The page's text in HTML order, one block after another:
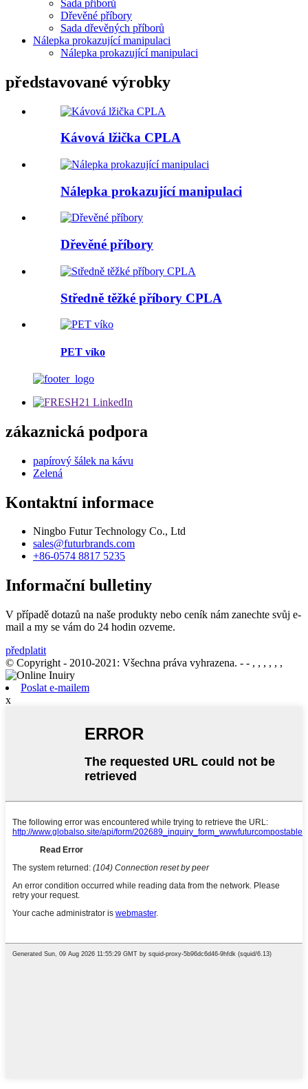
Sada příborů
Dřevěné příbory
Sada dřevěných příborů
Nálepka prokazující manipulaci
Nálepka prokazující manipulaci
představované výrobky
Kávová lžička CPLA
Nálepka prokazující manipulaci
Dřevěné příbory
Středně těžké příbory CPLA
PET víko
zákaznická podpora
papírový šálek na kávu
Zelená
Kontaktní informace
Ningbo Futur Technology Co., Ltd
sales@futurbrands.com
+86-0574 8817 5235
Informační bulletiny
V případě dotazů na naše produkty nebo ceník nám zanechte svůj e-
mail a my se vám do 24 hodin ozveme.
předplatit
© Copyright - 2010-2021: Všechna práva vyhrazena. - - , , , , , ,
Poslat e-mailem
x